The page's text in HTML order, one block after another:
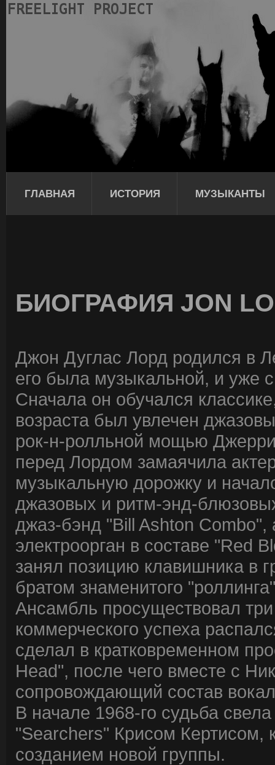
ГЛАВНАЯ ИСТОРИЯ МУЗЫКАНТЫ
БИОГРАФИЯ JON
Джон Дуглас Лорд родился в
его была музыкальной, и уже
Сначала он обучался
возраста был увлечен
рок-н-ролльной мощью
перед Лордом замаячила
музыкальную дорожку и
джазовых и ритм-энд-
джаз-бэнд "Bill Ashton
электроорган в составе "Red
занял позицию клавишника в
братом знаменитого
Ансамбль просуществовал три
коммерческого успеха
сделал в кратковременном
Head", после чего вместе с
сопровождающий состав
В начале 1968-го судьба
"Searchers" Крисом Кертисом,
созданием новой группы.